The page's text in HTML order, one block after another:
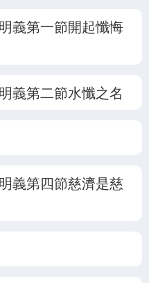
《忏烦恼障》;每章节起始选
之，紧接着陈述证严上人的
望众人透过共修研读及修行
及证严上人的期许。
義第一節開起懺悔
義第二節水懺之名
義第四節慈濟是慈